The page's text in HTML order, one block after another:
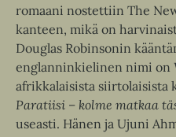
romaani nostettiin The
kanteen, mikä on
Douglas Robinsonin
englanninkielinen nimi on
afrikkalaisista siirtolaisista
Paratiisi – kolme matkaa
useasti. Hänen ja Ujuni